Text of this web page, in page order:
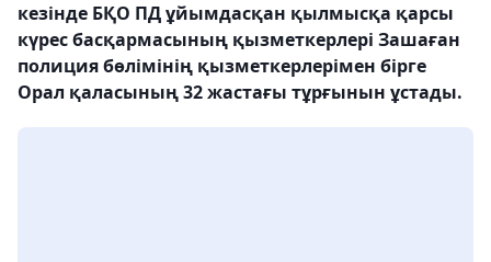
кезінде БҚО ПД ұйымдасқан қылмысқа қарсы
күрес басқармасының қызметкерлері Зашаған
полиция бөлімінің қызметкерлерімен бірге
Орал қаласының 32 жастағы тұрғынын ұстады.